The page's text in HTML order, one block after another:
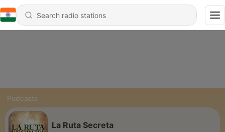
Podcasts
La Ruta Secreta